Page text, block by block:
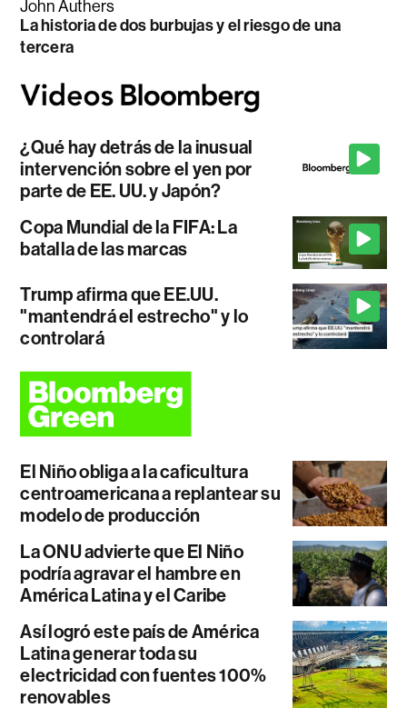
John Authers
La historia de dos burbujas y el riesgo de una
tercera
¿Qué hay detrás de la inusual
intervención sobre el yen por
parte de EE. UU. y Japón?
Copa Mundial de la FIFA: La
batalla de las marcas
Trump afirma que EE.UU.
"mantendrá el estrecho" y lo
controlará
El Niño obliga a la caficultura
centroamericana a replantear su
modelo de producción
La ONU advierte que El Niño
podría agravar el hambre en
América Latina y el Caribe
Así logró este país de América
Latina generar toda su
electricidad con fuentes 100%
renovables